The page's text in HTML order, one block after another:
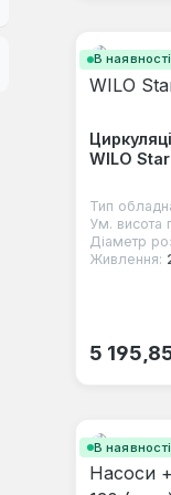
В наявності
WILO
Тип
Ум. висота
Діаметр
Живлення:
5
В наявності